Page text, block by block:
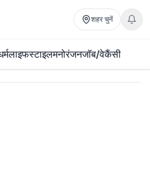
शहर चुनें
लाइफस्टाइलमनोरंजनजॉब/वेकैंसी